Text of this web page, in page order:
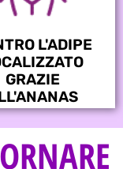
L'ADIPE
GRAZIE